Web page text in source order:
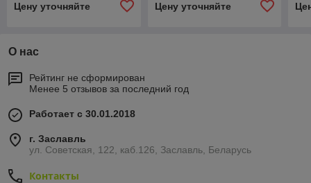
Цену уточняйте Цену уточняйте
О нас
Рейтинг не сформирован
Менее 5 отзывов за последний год
Работает с 30.01.2018
г. Заславль
ул. Советская, 122, каб.126, Заславль, Беларусь
Контакты